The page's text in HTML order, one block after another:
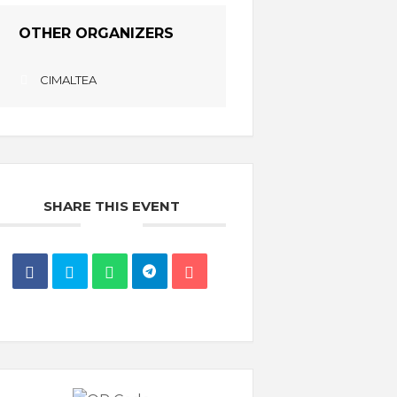
OTHER ORGANIZERS
CIMALTEA
SHARE THIS EVENT